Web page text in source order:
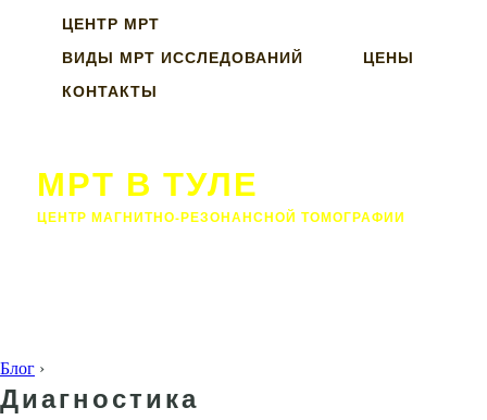
ЦЕНТР МРТ
ВИДЫ МРТ ИССЛЕДОВАНИЙ
ЦЕНЫ
КОНТАКТЫ
МРТ В ТУЛЕ
ЦЕНТР МАГНИТНО-РЕЗОНАНСНОЙ ТОМОГРАФИИ
Блог ›
Диагностика